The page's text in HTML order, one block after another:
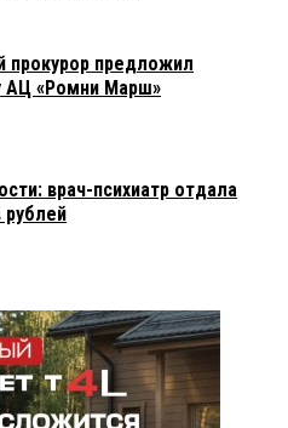
прокурор предложил
АЦ «Ромни Марш»
врач-психиатр отдала